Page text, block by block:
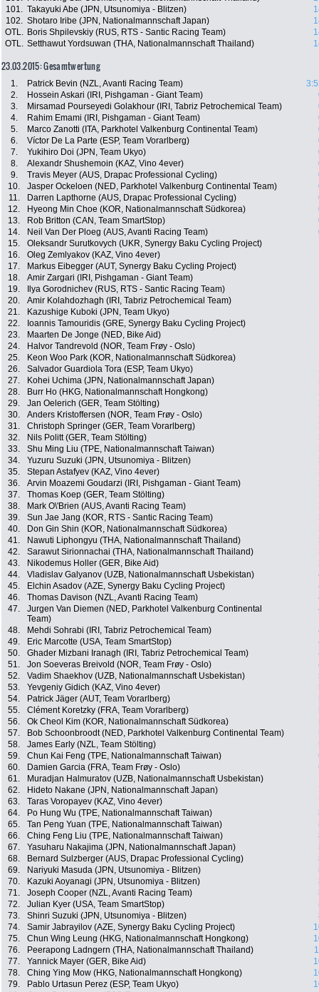
101. Takayuki Abe (JPN, Utsunomiya - Blitzen)
102. Shotaro Iribe (JPN, Nationalmannschaft Japan)
OTL. Boris Shpilevskiy (RUS, RTS - Santic Racing Team)
OTL. Setthawut Yordsuwan (THA, Nationalmannschaft Thailand)
23.03.2015: Gesamtwertung
1. Patrick Bevin (NZL, Avanti Racing Team)
2.
Hossein Askari (IRI, Pishgaman - Giant Team)
3.
Mirsamad Pourseyedi Golakhour (IRI, Tabriz Petrochemical Team)
4.
Rahim Emami (IRI, Pishgaman - Giant Team)
5.
Marco Zanotti (ITA, Parkhotel Valkenburg Continental Team)
6.
Víctor De La Parte (ESP, Team Vorarlberg)
7.
Yukihiro Doi (JPN, Team Ukyo)
8.
Alexandr Shushemoin (KAZ, Vino 4ever)
9.
Travis Meyer (AUS, Drapac Professional Cycling)
10.
Jasper Ockeloen (NED, Parkhotel Valkenburg Continental Team)
11.
Darren Lapthorne (AUS, Drapac Professional Cycling)
12.
Hyeong Min Choe (KOR, Nationalmannschaft Südkorea)
13.
Rob Britton (CAN, Team SmartStop)
14.
Neil Van Der Ploeg (AUS, Avanti Racing Team)
15.
Oleksandr Surutkovych (UKR, Synergy Baku Cycling Project)
16.
Oleg Zemlyakov (KAZ, Vino 4ever)
17.
Markus Eibegger (AUT, Synergy Baku Cycling Project)
18.
Amir Zargari (IRI, Pishgaman - Giant Team)
19.
Ilya Gorodnichev (RUS, RTS - Santic Racing Team)
20.
Amir Kolahdozhagh (IRI, Tabriz Petrochemical Team)
21.
Kazushige Kuboki (JPN, Team Ukyo)
22.
Ioannis Tamouridis (GRE, Synergy Baku Cycling Project)
23.
Maarten De Jonge (NED, Bike Aid)
24.
Halvor Tandrevold (NOR, Team Frøy - Oslo)
25.
Keon Woo Park (KOR, Nationalmannschaft Südkorea)
26.
Salvador Guardiola Tora (ESP, Team Ukyo)
27.
Kohei Uchima (JPN, Nationalmannschaft Japan)
28.
Burr Ho (HKG, Nationalmannschaft Hongkong)
29.
Jan Oelerich (GER, Team Stölting)
30.
Anders Kristoffersen (NOR, Team Frøy - Oslo)
31.
Christoph Springer (GER, Team Vorarlberg)
32.
Nils Politt (GER, Team Stölting)
33.
Shu Ming Liu (TPE, Nationalmannschaft Taiwan)
34.
Yuzuru Suzuki (JPN, Utsunomiya - Blitzen)
35.
Stepan Astafyev (KAZ, Vino 4ever)
36.
Arvin Moazemi Goudarzi (IRI, Pishgaman - Giant Team)
37.
Thomas Koep (GER, Team Stölting)
38.
Mark O\'Brien (AUS, Avanti Racing Team)
39.
Sun Jae Jang (KOR, RTS - Santic Racing Team)
40.
Don Gin Shin (KOR, Nationalmannschaft Südkorea)
41.
Nawuti Liphongyu (THA, Nationalmannschaft Thailand)
42.
Sarawut Sirionnachai (THA, Nationalmannschaft Thailand)
43.
Nikodemus Holler (GER, Bike Aid)
44.
Vladislav Galyanov (UZB, Nationalmannschaft Usbekistan)
45.
Elchin Asadov (AZE, Synergy Baku Cycling Project)
46.
Thomas Davison (NZL, Avanti Racing Team)
47.
Jurgen Van Diemen (NED, Parkhotel Valkenburg Continental
Team)
48. Mehdi Sohrabi (IRI, Tabriz Petrochemical Team)
49.
Eric Marcotte (USA, Team SmartStop)
50.
Ghader Mizbani Iranagh (IRI, Tabriz Petrochemical Team)
51.
Jon Soeveras Breivold (NOR, Team Frøy - Oslo)
52.
Vadim Shaekhov (UZB, Nationalmannschaft Usbekistan)
53.
Yevgeniy Gidich (KAZ, Vino 4ever)
54.
Patrick Jäger (AUT, Team Vorarlberg)
55.
Clément Koretzky (FRA, Team Vorarlberg)
56.
Ok Cheol Kim (KOR, Nationalmannschaft Südkorea)
57.
Bob Schoonbroodt (NED, Parkhotel Valkenburg Continental Team)
58.
James Early (NZL, Team Stölting)
59.
Chun Kai Feng (TPE, Nationalmannschaft Taiwan)
60.
Damien Garcia (FRA, Team Frøy - Oslo)
61.
Muradjan Halmuratov (UZB, Nationalmannschaft Usbekistan)
62.
Hideto Nakane (JPN, Nationalmannschaft Japan)
63.
Taras Voropayev (KAZ, Vino 4ever)
64.
Po Hung Wu (TPE, Nationalmannschaft Taiwan)
65.
Tan Peng Yuan (TPE, Nationalmannschaft Taiwan)
66.
Ching Feng Liu (TPE, Nationalmannschaft Taiwan)
67.
Yasuharu Nakajima (JPN, Nationalmannschaft Japan)
68.
Bernard Sulzberger (AUS, Drapac Professional Cycling)
69.
Nariyuki Masuda (JPN, Utsunomiya - Blitzen)
70.
Kazuki Aoyanagi (JPN, Utsunomiya - Blitzen)
71.
Joseph Cooper (NZL, Avanti Racing Team)
72.
Julian Kyer (USA, Team SmartStop)
73.
Shinri Suzuki (JPN, Utsunomiya - Blitzen)
74.
Samir Jabrayilov (AZE, Synergy Baku Cycling Project)
75.
Chun Wing Leung (HKG, Nationalmannschaft Hongkong)
76.
Peerapong Ladngern (THA, Nationalmannschaft Thailand)
77.
Yannick Mayer (GER, Bike Aid)
78.
Ching Ying Mow (HKG, Nationalmannschaft Hongkong)
79.
Pablo Urtasun Perez (ESP, Team Ukyo)